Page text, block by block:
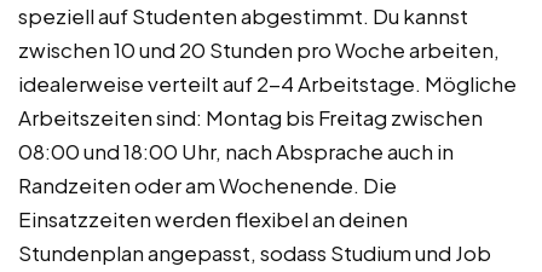
speziell auf Studenten abgestimmt. Du kannst
zwischen 10 und 20 Stunden pro Woche arbeiten,
idealerweise verteilt auf 2-4 Arbeitstage. Mögliche
Arbeitszeiten sind: Montag bis Freitag zwischen
08:00 und 18:00 Uhr, nach Absprache auch in
Randzeiten oder am Wochenende. Die
Einsatzzeiten werden flexibel an deinen
Stundenplan angepasst, sodass Studium und Job